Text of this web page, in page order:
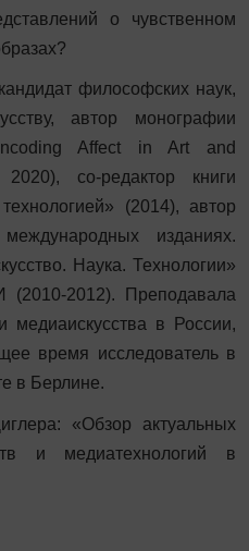
о чувственном
философских наук,
автор монографии
Affect in Art and
со-редактор книги
(2014), автор
изданиях.
Наука. Технологии»
(2010-2012). Преподавала
в России,
время исследователь в
в Берлине.
«Обзор актуальных
и медиатехнологий в